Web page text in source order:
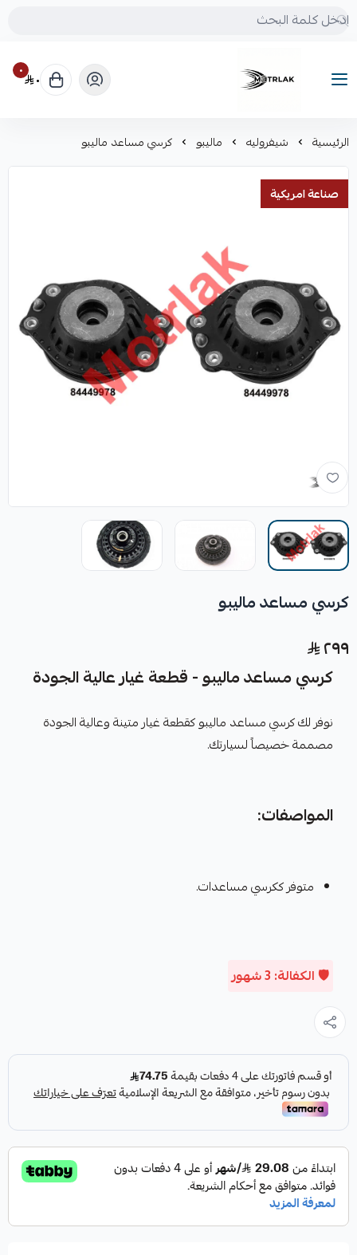
Motrlak
٠ ٠
الرئيسية شيفروليه ماليبو كرسي مساعد ماليبو
صناعة امريكية
كرسي مساعد ماليبو
٢٩٩
كرسي مساعد ماليبو - قطعة غيار عالية الجودة
نوفر لك كرسي مساعد ماليبو كقطعة غيار متينة وعالية الجودة
مصممة خصيصاً لسيارتك.
المواصفات:
متوفر ككرسي مساعدات.
🛡️ الكفالة: 3 شهور